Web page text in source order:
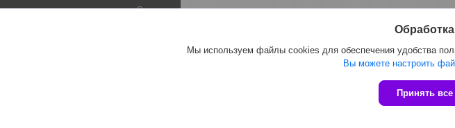
Отлично
Сайт создан
Политика
Мы используем файлы cookies для обеспечения удобства
Вы можете настроить
Принять все